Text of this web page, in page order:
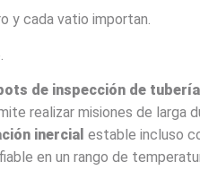
y cada vatio importan.
de inspección de
realizar misiones de larga
inercial estable incluso
en un rango de